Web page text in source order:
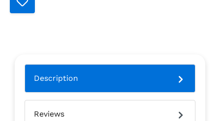
Description
Reviews